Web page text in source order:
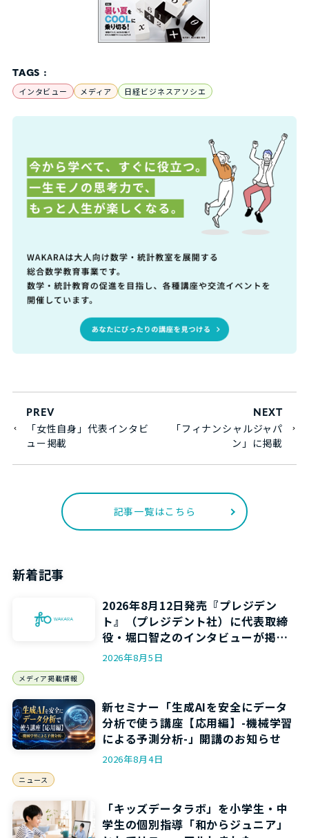
TAGS :
インタビュー メディア 日経ビジネスアソシエ
PREV
「女性自身」代表インタビ
ュー掲載
NEXT
「フィナンシャルジャパ
ン」に掲載
記事一覧はこちら
新着記事
2026年8月12日発売『プレジデン
ト』（プレジデント社）に代表取締
役・堀口智之のインタビューが掲載
されます
2026年8月5日
メディア掲載情報
新セミナー「生成AIを安全にデータ
分析で使う講座【応用編】-機械学習
による予測分析-」開講のお知らせ
2026年8月4日
ニュース
「キッズデータラボ」を小学生・中
学生の個別指導「和からジュニア」